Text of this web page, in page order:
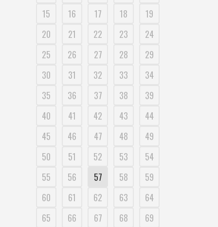
15
16 17 18
19
20
21 22 23
24
25
26 27 28
29
30
31 32 33
34
35
36 37 38
39
40
41 42 43
44
45
46 47 48
49
50
51 52 53
54
55
56 57 58
59
60
61 62 63
64
65
66 67 68
69